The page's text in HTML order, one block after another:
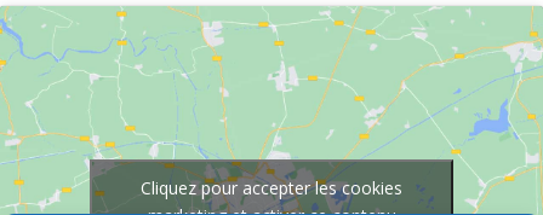
Cliquez pour accepter les cookies